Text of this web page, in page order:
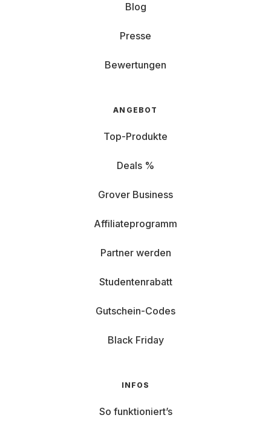
Blog
Presse
Bewertungen
ANGEBOT
Top-Produkte
Deals %
Grover Business
Affiliateprogramm
Partner werden
Studentenrabatt
Gutschein-Codes
Black Friday
INFOS
So funktioniert’s